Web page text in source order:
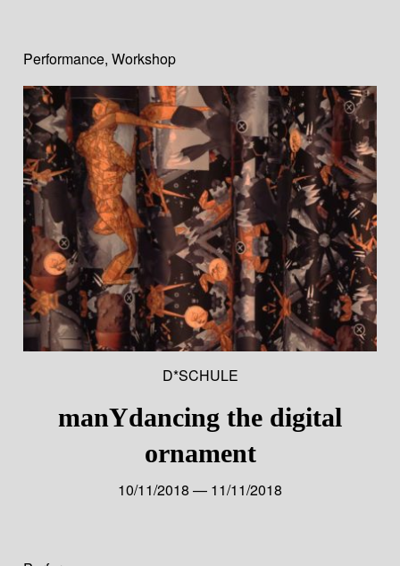
Performance,Workshop
D*SCHULE
manYdancing the digital
ornament
10/11/2018 — 11/11/2018